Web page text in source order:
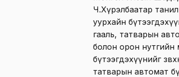
Ч.Хүрэлбаатар
уурхайн
гааль, татварын
болон орон нутгийн
бүтээгдэхүүнийг
татварын автомат